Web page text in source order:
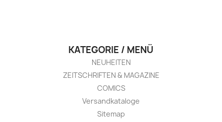
KATEGORIE / MENÜ
NEUHEITEN
ZEITSCHRIFTEN & MAGAZINE
COMICS
Versandkataloge
Sitemap